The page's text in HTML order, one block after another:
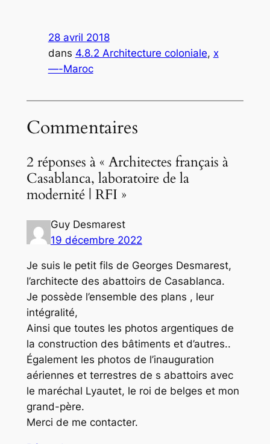
28 avril 2018
dans 4.8.2 Architecture coloniale, x
—-Maroc
Commentaires
2 réponses à « Architectes français à
Casablanca, laboratoire de la
modernité | RFI »
Guy Desmarest
19 décembre 2022
Je suis le petit fils de Georges Desmarest,
l’architecte des abattoirs de Casablanca.
Je possède l’ensemble des plans , leur
intégralité,
Ainsi que toutes les photos argentiques de
la construction des bâtiments et d’autres..
Également les photos de l’inauguration
aériennes et terrestres de s abattoirs avec
le maréchal Lyautet, le roi de belges et mon
grand-père.
Merci de me contacter.